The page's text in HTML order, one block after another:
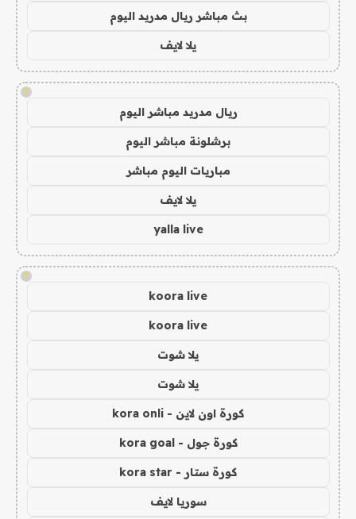
بث مباشر ريال مدريد اليوم
يلا لايف
!
ريال مدريد مباشر اليوم
برشلونة مباشر اليوم
مباريات اليوم مباشر
يلا لايف
yalla live
!
koora live
koora live
يلا شوت
يلا شوت
كورة اون لاين - kora onli
كورة جول - kora goal
كورة ستار - kora star
سوريا لايف